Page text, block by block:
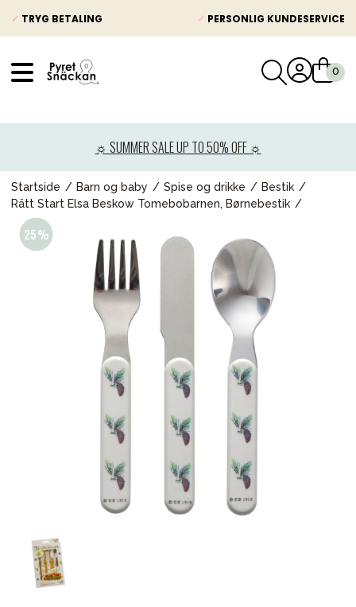
✓ TRYG BETALING ✓ PERSONLIG KUNDESERVICE
☼ SUMMER SALE UP TO 50% OFF ☼
Startside Barn og baby Spise og drikke
Bestik
Rätt Start Elsa Beskow Tomebobarnen, Børnebestik
Barnevogne
Autostole
Baby
Legetøj og spil
Mor & Far
Møbler & sengetøj
Tilbehør
Reservedele
Kampagner
Tips til gaver
Vores favoritter
Mærker
Sol og svømning